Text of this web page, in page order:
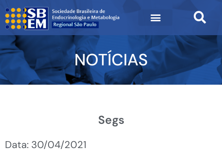
NOTÍCIAS
Segs
Data: 30/04/2021